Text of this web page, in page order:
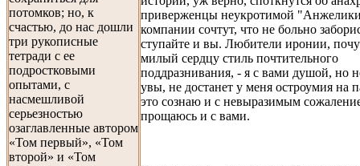
потомков; но, к
счастью, до нас дошли
три рукописные
тетради с ее
подростковыми
опытами, с
насмешливой
серьезностью
озаглавленные автором
«Том первый», «Том
второй» и «Том
приверженцы неукротимой
компании сочтут, что не больно
ступайте и вы. Любители иронии,
милый сердцу стиль почтительного
поддразнивания, - я с вами душой, но
увы, не достанет у меня остроумия на
это сознаю и с невыразимым
прощаюсь и с вами.